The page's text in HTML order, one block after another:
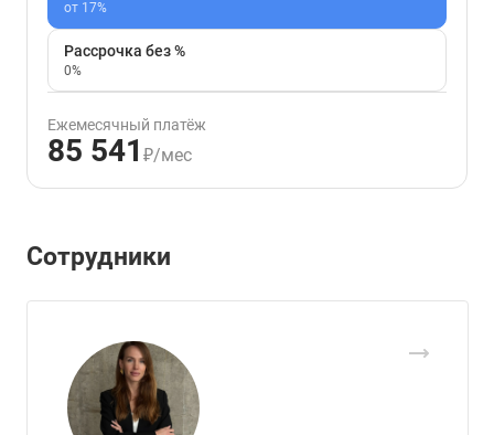
от 17%
Рассрочка без %
0%
Ежемесячный платёж
85 541 ₽/мес
Сотрудники